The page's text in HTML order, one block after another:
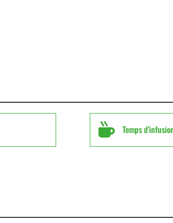
 Temps